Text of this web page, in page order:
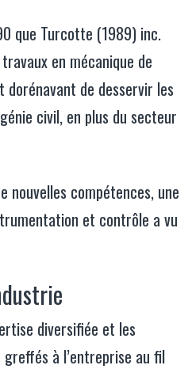
que Turcotte (1989) inc.
en mécanique de
de desservir les
civil, en plus du secteur
nouvelles compétences, une
et contrôle a vu
diversifiée et les
à l’entreprise au fil